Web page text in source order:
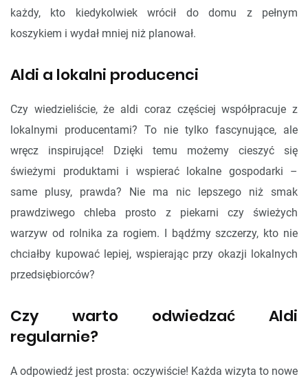
każdy, kto kiedykolwiek wrócił do domu z pełnym
koszykiem i wydał mniej niż planował.
Aldi a lokalni producenci
Czy wiedzieliście, że aldi coraz częściej współpracuje z
lokalnymi producentami? To nie tylko fascynujące, ale
wręcz inspirujące! Dzięki temu możemy cieszyć się
świeżymi produktami i wspierać lokalne gospodarki –
same plusy, prawda? Nie ma nic lepszego niż smak
prawdziwego chleba prosto z piekarni czy świeżych
warzyw od rolnika za rogiem. I bądźmy szczerzy, kto nie
chciałby kupować lepiej, wspierając przy okazji lokalnych
przedsiębiorców?
Czy warto odwiedzać Aldi
regularnie?
A odpowiedź jest prosta: oczywiście! Każda wizyta to nowe